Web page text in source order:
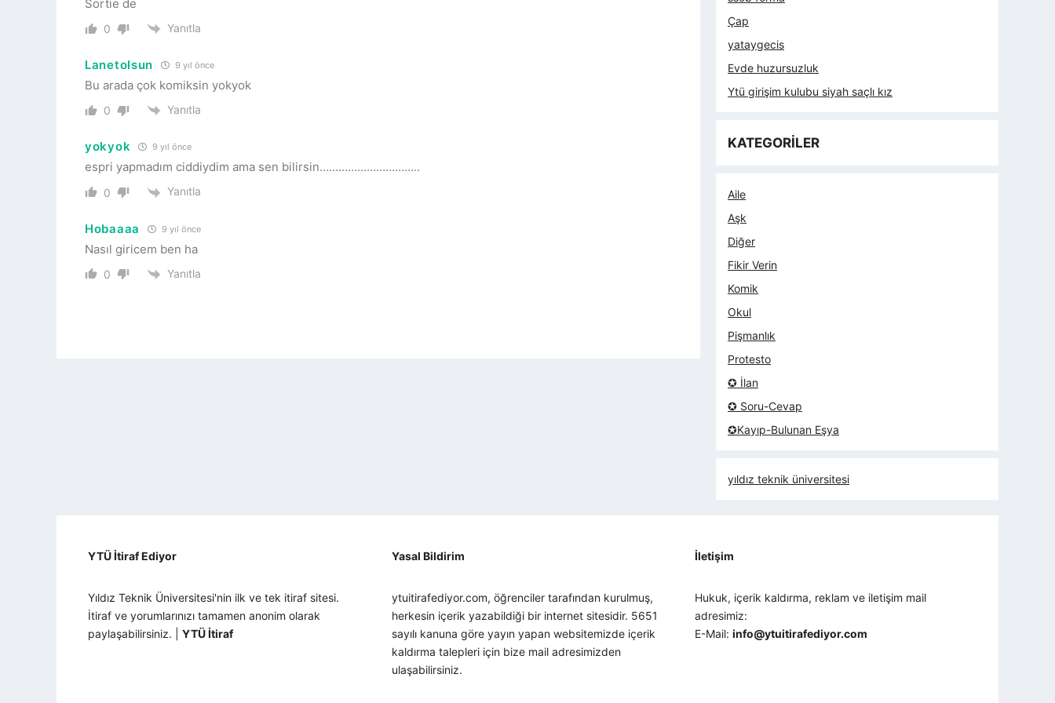
Sortie de
0 Yanıtla
Lanetolsun 9 yıl önce
Bu arada çok komiksin yokyok
0 Yanıtla
yokyok 9 yıl önce
espri yapmadım ciddiydim ama sen bilirsin…………………………..
0 Yanıtla
Hobaaaa 9 yıl önce
Nasıl giricem ben ha
0 Yanıtla
Çap
yataygecis
Evde huzursuzluk
Ytü girişim kulubu siyah saçlı kız
KATEGORİLER
Aile
Aşk
Diğer
Fikir Verin
Komik
Okul
Pişmanlık
Protesto
✪ İlan
✪ Soru-Cevap
✪Kayıp-Bulunan Eşya
yıldız teknik üniversitesi
YTÜ İtiraf Ediyor
Yıldız Teknik Üniversitesi'nin ilk ve tek itiraf sitesi.
İtiraf ve yorumlarınızı tamamen anonim olarak
paylaşabilirsiniz. | YTÜ İtiraf
Yasal Bildirim
ytuitirafediyor.com, öğrenciler tarafından kurulmuş,
herkesin içerik yazabildiği bir internet sitesidir. 5651
sayılı kanuna göre yayın yapan websitemizde içerik
kaldırma talepleri için bize mail adresimizden
ulaşabilirsiniz.
İletişim
Hukuk, içerik kaldırma, reklam ve iletişim mail
adresimiz:
E-Mail:info@ytuitirafediyor.com